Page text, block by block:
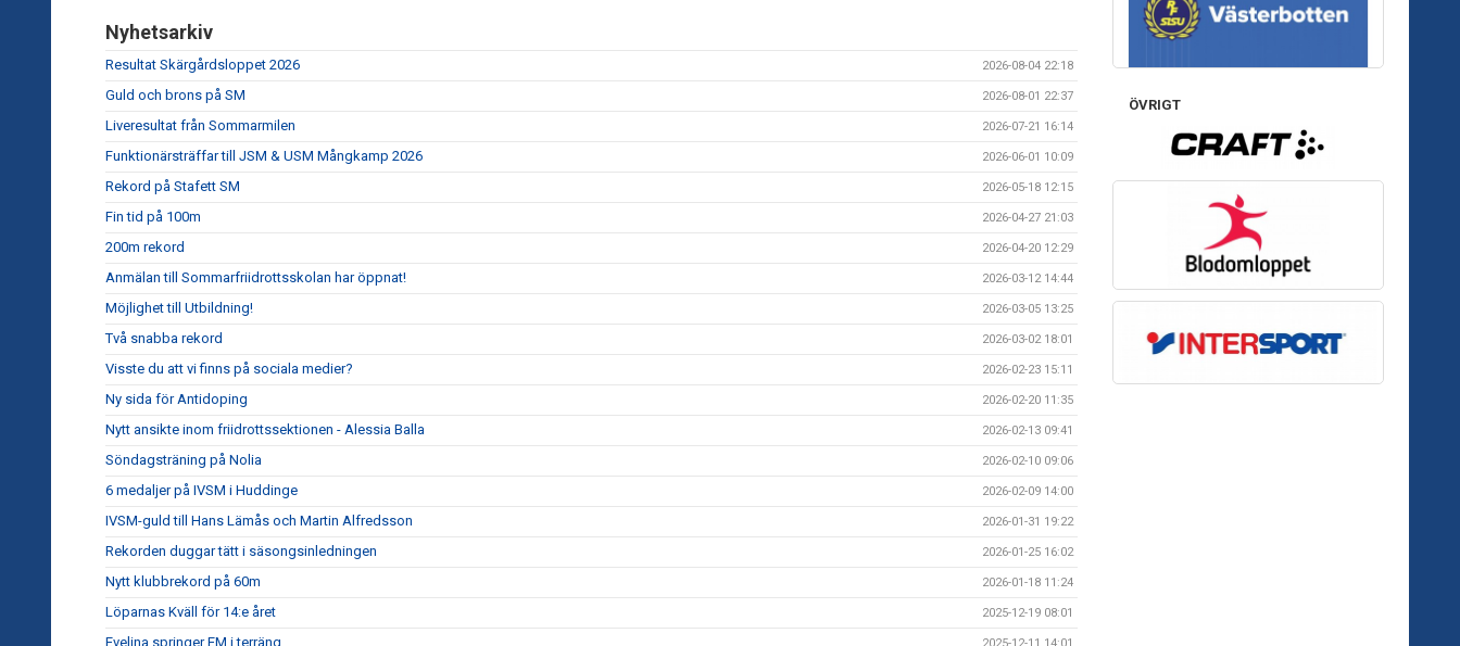
Nyhetsarkiv
Resultat Skärgårdsloppet 2026 2026-08-04 22:18
Guld och brons på SM 2026-08-01 22:37
Liveresultat från Sommarmilen 2026-07-21 16:14
Funktionärsträffar till JSM & USM Mångkamp 2026 2026-06-01 10:09
Rekord på Stafett SM 2026-05-18 12:15
Fin tid på 100m 2026-04-27 21:03
200m rekord 2026-04-20 12:29
Anmälan till Sommarfriidrottsskolan har öppnat! 2026-03-12 14:44
Möjlighet till Utbildning! 2026-03-05 13:25
Två snabba rekord 2026-03-02 18:01
Visste du att vi finns på sociala medier? 2026-02-23 15:11
Ny sida för Antidoping 2026-02-20 11:35
Nytt ansikte inom friidrottssektionen - Alessia Balla 2026-02-13 09:41
Söndagsträning på Nolia 2026-02-10 09:06
6 medaljer på IVSM i Huddinge 2026-02-09 14:00
IVSM-guld till Hans Lämås och Martin Alfredsson 2026-01-31 19:22
Rekorden duggar tätt i säsongsinledningen 2026-01-25 16:02
Nytt klubbrekord på 60m 2026-01-18 11:24
Löparnas Kväll för 14:e året 2025-12-19 08:01
Evelina springer EM i terräng 2025-12-11 14:01
ÖVRIGT